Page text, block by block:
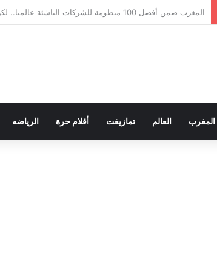
سبتة ومليلية… حين يتحدث أنصار الديمقراطية بلسان الاستعمار
المغرب العالم تمازيغت أقلام حرة الرياضه